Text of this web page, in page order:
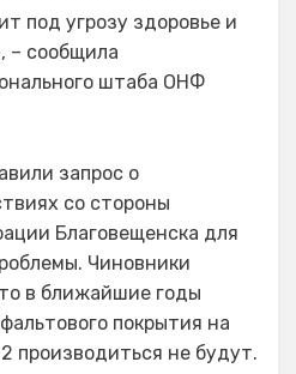
под угрозу здоровье и
– сообщила
штаба ОНФ
запрос о
со стороны
Благовещенска для
Чиновники
в ближайшие годы
покрытия на
производиться не будут.